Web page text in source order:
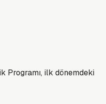
Programı, ilk dönemdeki